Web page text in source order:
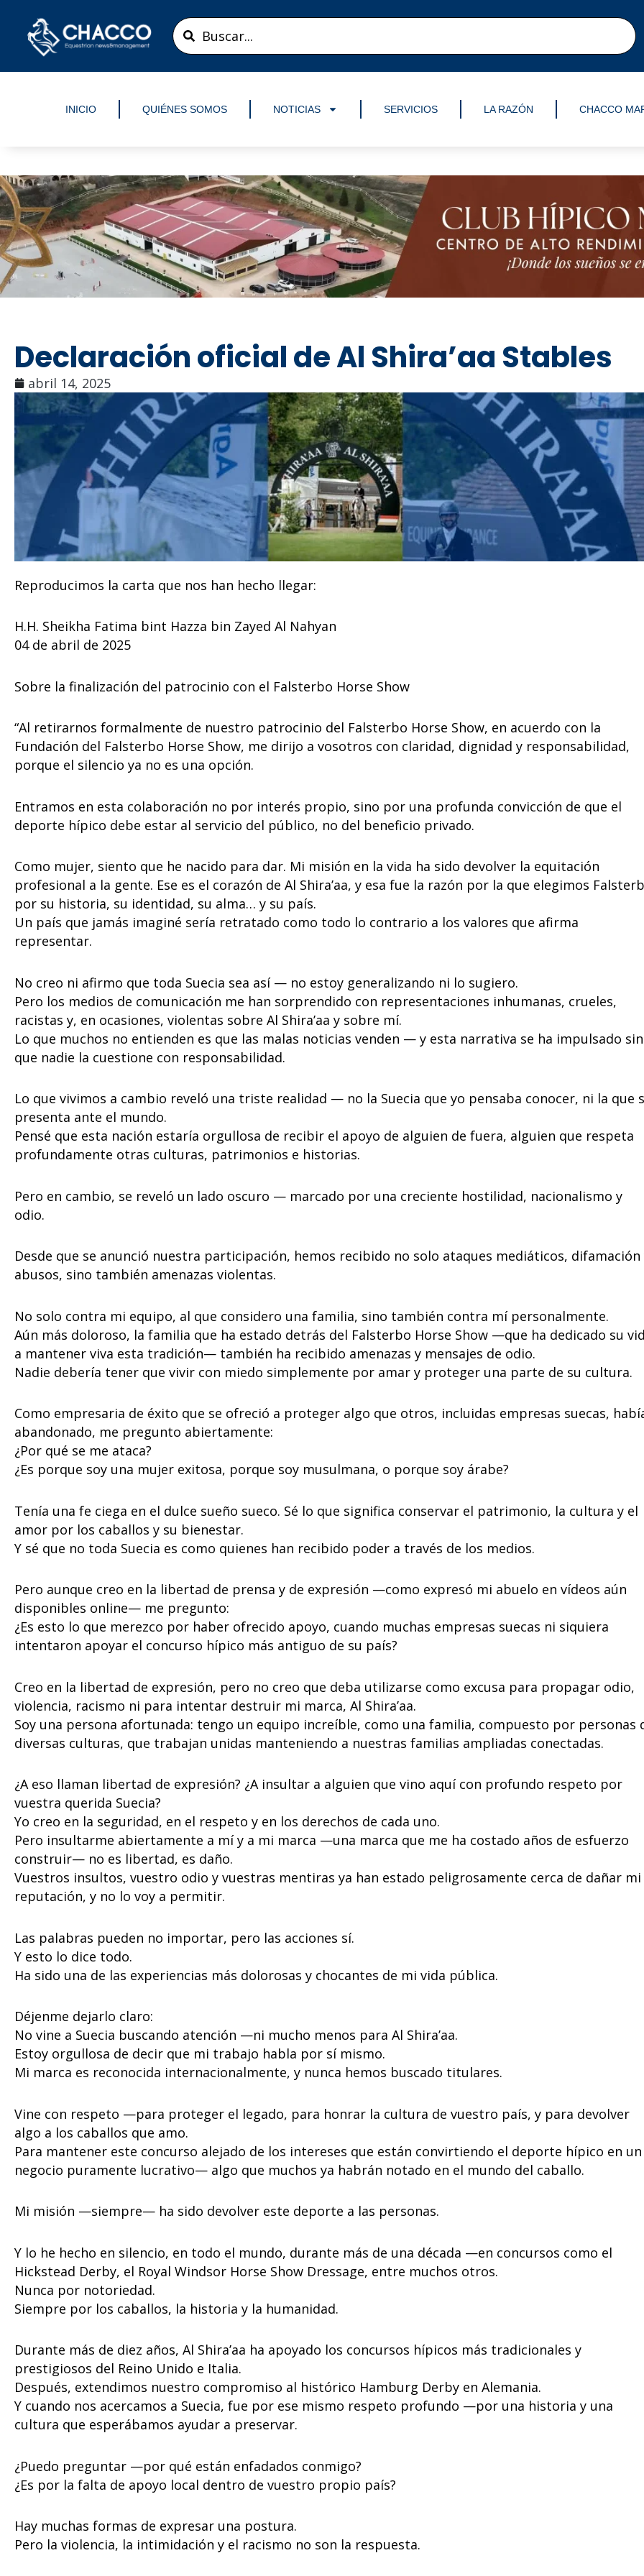
contenido
Search
...
INICIO QUIÉNES SOMOS NOTICIAS SERVICIOS LA RAZÓN CHACCO
Declaración oficial de Al Shira’aa Stables
abril 14, 2025
Reproducimos la carta que nos han hecho llegar:
H.H. Sheikha Fatima bint Hazza bin Zayed Al Nahyan
04 de abril de 2025
Sobre la finalización del patrocinio con el Falsterbo Horse Show
“Al retirarnos formalmente de nuestro patrocinio del Falsterbo Horse Show, en acuerdo con la
Fundación del Falsterbo Horse Show, me dirijo a vosotros con claridad, dignidad y responsabilidad,
porque el silencio ya no es una opción.
Entramos en esta colaboración no por interés propio, sino por una profunda convicción de que el
deporte hípico debe estar al servicio del público, no del beneficio privado.
Como mujer, siento que he nacido para dar. Mi misión en la vida ha sido devolver la equitación
profesional a la gente. Ese es el corazón de Al Shira’aa, y esa fue la razón por la que elegimos
por su historia, su identidad, su alma… y su país.
Un país que jamás imaginé sería retratado como todo lo contrario a los valores que afirma
representar.
No creo ni afirmo que toda Suecia sea así — no estoy generalizando ni lo sugiero.
Pero los medios de comunicación me han sorprendido con representaciones inhumanas, crueles,
racistas y, en ocasiones, violentas sobre Al Shira’aa y sobre mí.
Lo que muchos no entienden es que las malas noticias venden — y esta narrativa se ha impulsado sin
que nadie la cuestione con responsabilidad.
Lo que vivimos a cambio reveló una triste realidad — no la Suecia que yo pensaba conocer, ni la que
presenta ante el mundo.
Pensé que esta nación estaría orgullosa de recibir el apoyo de alguien de fuera, alguien que respeta
profundamente otras culturas, patrimonios e historias.
Pero en cambio, se reveló un lado oscuro — marcado por una creciente hostilidad, nacionalismo y
odio.
Desde que se anunció nuestra participación, hemos recibido no solo ataques mediáticos, difamación
abusos, sino también amenazas violentas.
No solo contra mi equipo, al que considero una familia, sino también contra mí personalmente.
Aún más doloroso, la familia que ha estado detrás del Falsterbo Horse Show —que ha dedicado su
a mantener viva esta tradición— también ha recibido amenazas y mensajes de odio.
Nadie debería tener que vivir con miedo simplemente por amar y proteger una parte de su cultura.
Como empresaria de éxito que se ofreció a proteger algo que otros, incluidas empresas suecas,
abandonado, me pregunto abiertamente:
¿Por qué se me ataca?
¿Es porque soy una mujer exitosa, porque soy musulmana, o porque soy árabe?
Tenía una fe ciega en el dulce sueño sueco. Sé lo que significa conservar el patrimonio, la cultura y el
amor por los caballos y su bienestar.
Y sé que no toda Suecia es como quienes han recibido poder a través de los medios.
Pero aunque creo en la libertad de prensa y de expresión —como expresó mi abuelo en vídeos aún
disponibles online— me pregunto:
¿Es esto lo que merezco por haber ofrecido apoyo, cuando muchas empresas suecas ni siquiera
intentaron apoyar el concurso hípico más antiguo de su país?
Creo en la libertad de expresión, pero no creo que deba utilizarse como excusa para propagar odio,
violencia, racismo ni para intentar destruir mi marca, Al Shira’aa.
Soy una persona afortunada: tengo un equipo increíble, como una familia, compuesto por personas
diversas culturas, que trabajan unidas manteniendo a nuestras familias ampliadas conectadas.
¿A eso llaman libertad de expresión? ¿A insultar a alguien que vino aquí con profundo respeto por
vuestra querida Suecia?
Yo creo en la seguridad, en el respeto y en los derechos de cada uno.
Pero insultarme abiertamente a mí y a mi marca —una marca que me ha costado años de esfuerzo
construir— no es libertad, es daño.
Vuestros insultos, vuestro odio y vuestras mentiras ya han estado peligrosamente cerca de dañar mi
reputación, y no lo voy a permitir.
Las palabras pueden no importar, pero las acciones sí.
Y esto lo dice todo.
Ha sido una de las experiencias más dolorosas y chocantes de mi vida pública.
Déjenme dejarlo claro:
No vine a Suecia buscando atención —ni mucho menos para Al Shira’aa.
Estoy orgullosa de decir que mi trabajo habla por sí mismo.
Mi marca es reconocida internacionalmente, y nunca hemos buscado titulares.
Vine con respeto —para proteger el legado, para honrar la cultura de vuestro país, y para devolver
algo a los caballos que amo.
Para mantener este concurso alejado de los intereses que están convirtiendo el deporte hípico en un
negocio puramente lucrativo— algo que muchos ya habrán notado en el mundo del caballo.
Mi misión —siempre— ha sido devolver este deporte a las personas.
Y lo he hecho en silencio, en todo el mundo, durante más de una década —en concursos como el
Hickstead Derby, el Royal Windsor Horse Show Dressage, entre muchos otros.
Nunca por notoriedad.
Siempre por los caballos, la historia y la humanidad.
Durante más de diez años, Al Shira’aa ha apoyado los concursos hípicos más tradicionales y
prestigiosos del Reino Unido e Italia.
Después, extendimos nuestro compromiso al histórico Hamburg Derby en Alemania.
Y cuando nos acercamos a Suecia, fue por ese mismo respeto profundo —por una historia y una
cultura que esperábamos ayudar a preservar.
¿Puedo preguntar —por qué están enfadados conmigo?
¿Es por la falta de apoyo local dentro de vuestro propio país?
Hay muchas formas de expresar una postura.
Pero la violencia, la intimidación y el racismo no son la respuesta.